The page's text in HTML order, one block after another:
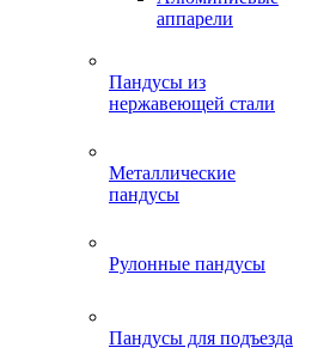
аппарели
Пандусы из
нержавеющей стали
Металлические
пандусы
Рулонные пандусы
Пандусы для подъезда